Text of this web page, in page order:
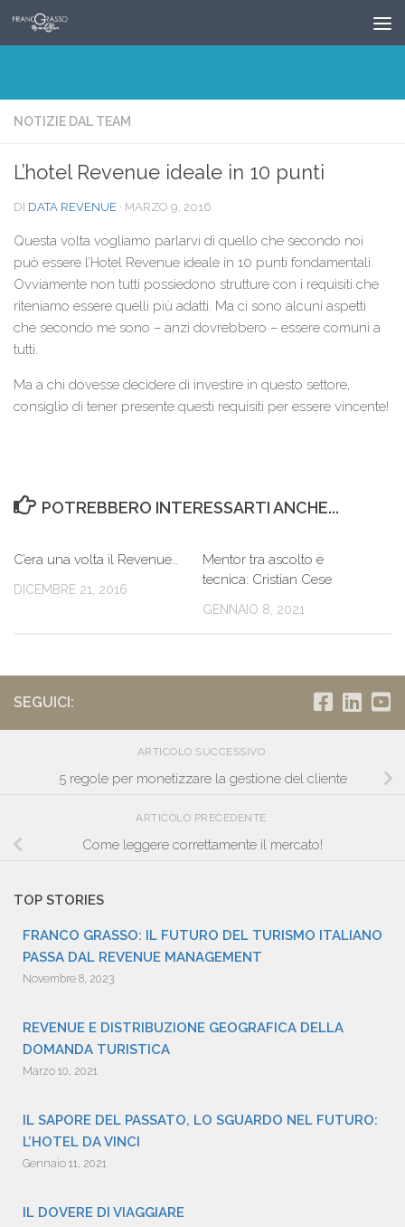
Salta al contenuto
NOTIZIE DAL TEAM
L’hotel Revenue ideale in 10 punti
DI DATA REVENUE · MARZO 9, 2016
Questa volta vogliamo parlarvi di quello che secondo noi
può essere l’Hotel Revenue ideale in 10 punti fondamentali.
Ovviamente non tutti possiedono strutture con i requisiti che
riteniamo essere quelli più adatti. Ma ci sono alcuni aspetti
che secondo me sono – anzi dovrebbero – essere comuni a
tutti.
Ma a chi dovesse decidere di investire in questo settore,
consiglio di tener presente questi requisiti per essere vincente!
POTREBBERO INTERESSARTI ANCHE...
C’era una volta il Revenue…
DICEMBRE 21, 2016
Mentor tra ascolto e
tecnica: Cristian Cese
GENNAIO 8, 2021
SEGUICI:
ARTICOLO SUCCESSIVO
5 regole per monetizzare la gestione del cliente
ARTICOLO PRECEDENTE
Come leggere correttamente il mercato!
TOP STORIES
FRANCO GRASSO: IL FUTURO DEL TURISMO ITALIANO
PASSA DAL REVENUE MANAGEMENT
Novembre 8, 2023
REVENUE E DISTRIBUZIONE GEOGRAFICA DELLA
DOMANDA TURISTICA
Marzo 10, 2021
IL SAPORE DEL PASSATO, LO SGUARDO NEL FUTURO:
L’HOTEL DA VINCI
Gennaio 11, 2021
IL DOVERE DI VIAGGIARE